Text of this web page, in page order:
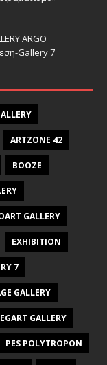
ARGO
Gallery 7
ARTZONE 42
BOOZE
GALLERY
EXHIBITION
7
GALLERY
GALLERY
PES POLYTROPON